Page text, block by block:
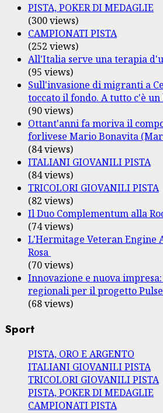
PISTA, POKER DI MEDAGLIE
(300 views)
CAMPIONATI PISTA
(252 views)
All'Italia serve una terapia
(95 views)
Sull'invasione di migranti a
toccato il fondo. A tutto c'è
(90 views)
Ottant'anni fa moriva il
forlivese Mario Bonavita
(84 views)
ITALIANI GIOVANILI PISTA
(84 views)
TRICOLORI GIOVANILI PISTA
(82 views)
Il Duo Complementum alla
(74 views)
L'Hermitage Veteran Engine
Rosa
(70 views)
Innovazione e nuova
regionali per il progetto
(68 views)
Sport
PISTA, ORO E ARGENTO
ITALIANI GIOVANILI PISTA
TRICOLORI GIOVANILI PISTA
PISTA, POKER DI MEDAGLIE
CAMPIONATI PISTA